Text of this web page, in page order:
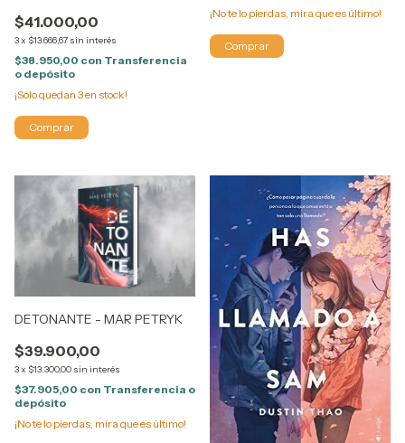
$41.000,00
3x $13.666,67 sin interés
$38.950,00 con Transferencia
o depósito
¡Solo quedan 3en stock!
¡No te lo pierdas, mira que es último!
DETONANTE - MAR PETRYK
$39.900,00
3x $13.300,00 sin interés
$37.905,00 con Transferencia o
depósito
¡No te lo pierdas, mira que es último!